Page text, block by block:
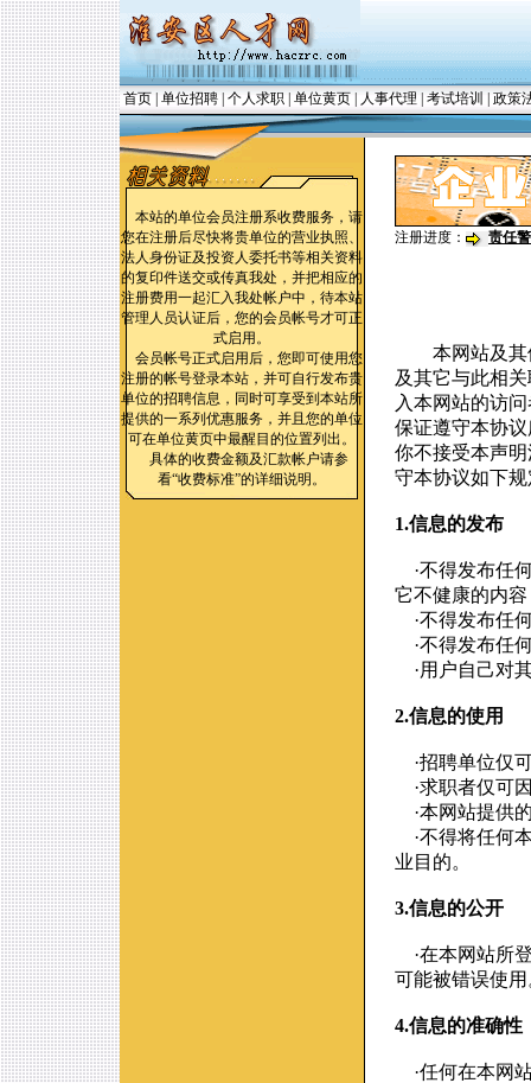
首页 单位招聘 个人求职 单位黄页 人事代理 考试培训 政策
本站的单位会员注册系收费服务，请
您在注册后尽快将贵单位的营业执照、
法人身份证及投资人委托书等相关资料
的复印件送交或传真我处，并把相应的
注册费用一起汇入我处帐户中，待本站
管理人员认证后，您的会员帐号才可正
式启用。
会员帐号正式启用后，您即可使用您
注册的帐号登录本站，并可自行发布贵
单位的招聘信息，同时可享受到本站所
提供的一系列优惠服务，并且您的单位
可在单位黄页中最醒目的位置列出。
具体的收费金额及汇款帐户请参
看“收费标准”的详细说明。
注册进度： 责任
本网站及其他
及其它与此相
入本网站的访
保证遵守本协
你不接受本声
守本协议如下
1.信息的发布
·不得发布任
它不健康的内容
·不得发布任
·不得发布任
·用户自己对
2.信息的使用
·招聘单位仅
·求职者仅可
·本网站提供
·不得将任何
业目的。
3.信息的公开
·在本网站所
可能被错误使
4.信息的准确性
·任何在本网